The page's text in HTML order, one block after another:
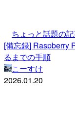
ちょっと話題の
[備忘録] Raspberry
るまでの手順
こーすけ
2026.01.20